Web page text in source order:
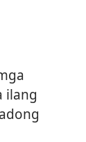
ilang